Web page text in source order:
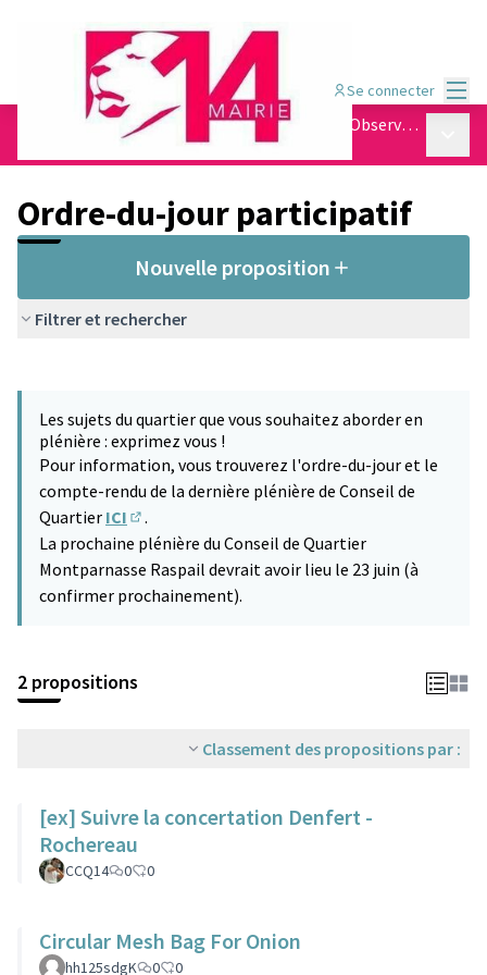
Se connecter
Conseil de quartier Montparnasse - Raspail - Observatoire
Ordre-du-jour participatif
Ordre-du-jour participatif
Nouvelle proposition
Filtrer et rechercher
−
Les sujets du quartier que vous souhaitez aborder en
plénière : exprimez vous !
Pour information, vous trouverez l'ordre-du-jour et le
compte-rendu de la dernière plénière de Conseil de
Quartier ICI
(S'ouvre dans un nouvel onglet)
.
La prochaine plénière du Conseil de Quartier
Montparnasse Raspail devrait avoir lieu le 23 juin (à
confirmer prochainement).
2 propositions
Classement des propositions par :
[ex] Suivre la concertation Denfert -
Rochereau
CCQ14 0 0
Circular Mesh Bag For Onion
hh125sdgK 0 0